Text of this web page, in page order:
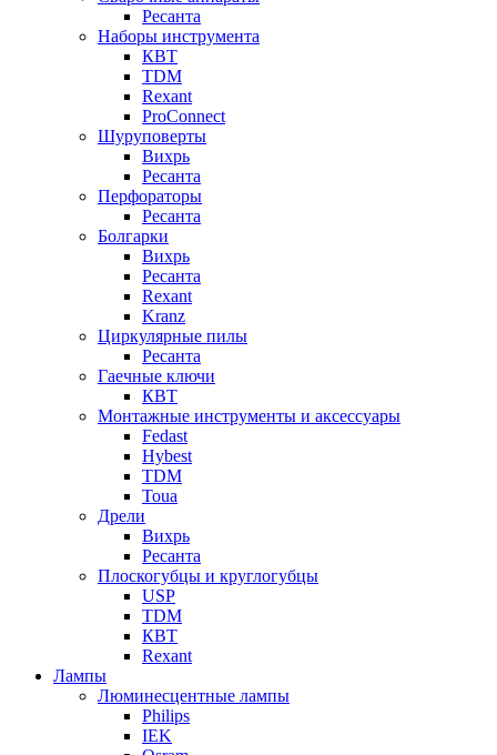
Ресанта
Наборы инструмента
КВТ
TDM
Rexant
ProConnect
Шуруповерты
Вихрь
Ресанта
Перфораторы
Ресанта
Болгарки
Вихрь
Ресанта
Rexant
Kranz
Циркулярные пилы
Ресанта
Гаечные ключи
КВТ
Монтажные инструменты и аксессуары
Fedast
Hybest
TDM
Toua
Дрели
Вихрь
Ресанта
Плоскогубцы и круглогубцы
USP
TDM
КВТ
Rexant
Лампы
Люминесцентные лампы
Philips
IEK